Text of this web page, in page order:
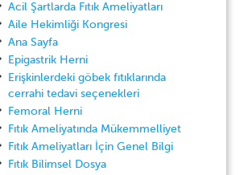
Acil Şartlarda Fıtık Ameliyatları
Aile Hekimliği Kongresi
Ana Sayfa
Epigastrik Herni
Erişkinlerdeki göbek fıtıklarında
cerrahi tedavi seçenekleri
Femoral Herni
Fıtık Ameliyatında Mükemmelliyet
Fıtık Ameliyatları İçin Genel Bilgi
Fıtık Bilimsel Dosya